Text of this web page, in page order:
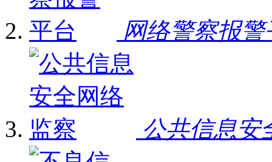
网络警察报警
公共信息安